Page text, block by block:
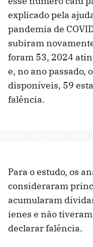
explicado pela
pandemia de
subiram
foram 53, 2024
e, no ano passado,
disponíveis, 59
falência.
Para o estudo, os
consideraram
acumularam
ienes e não
declarar falência.